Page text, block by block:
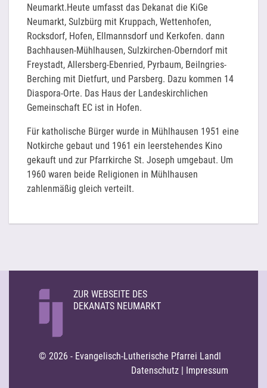
Neumarkt.Heute umfasst das Dekanat die KiGe
Neumarkt, Sulzbürg mit Kruppach, Wettenhofen,
Rocksdorf, Hofen, Ellmannsdorf und Kerkofen. dann
Bachhausen-Mühlhausen, Sulzkirchen-Oberndorf mit
Freystadt, Allersberg-Ebenried, Pyrbaum, Beilngries-
Berching mit Dietfurt, und Parsberg. Dazu kommen 14
Diaspora-Orte. Das Haus der Landeskirchlichen
Gemeinschaft EC ist in Hofen.
Für katholische Bürger wurde in Mühlhausen 1951 eine
Notkirche gebaut und 1961 ein leerstehendes Kino
gekauft und zur Pfarrkirche St. Joseph umgebaut. Um
1960 waren beide Religionen in Mühlhausen
zahlenmäßig gleich verteilt.
ZUR WEBSEITE DES
DEKANATS NEUMARKT
© 2026 - Evangelisch-Lutherische Pfarrei Landl
Datenschutz | Impressum